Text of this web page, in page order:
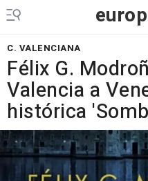
C. VALENCIANA
Félix G.
Valencia a
histórica